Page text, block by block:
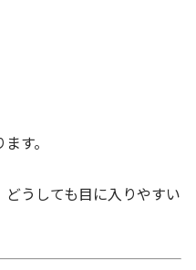
す。
うしても目に入りやすい